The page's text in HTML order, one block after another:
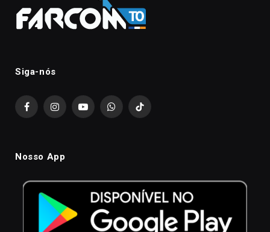
Siga-nós
FacebookInstagramYouTubeWhatsAppTikTok
Nosso App